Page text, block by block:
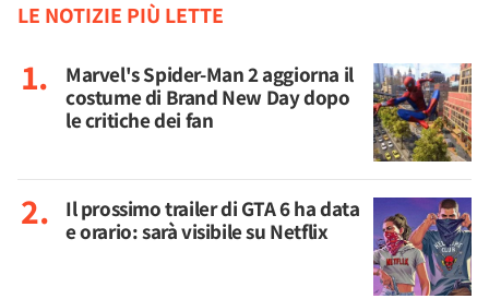
LE NOTIZIE PIÙ LETTE
Marvel's Spider-Man 2 aggiorna il
costume di Brand New Day dopo
le critiche dei fan
Il prossimo trailer di GTA 6 ha data
e orario: sarà visibile su Netflix